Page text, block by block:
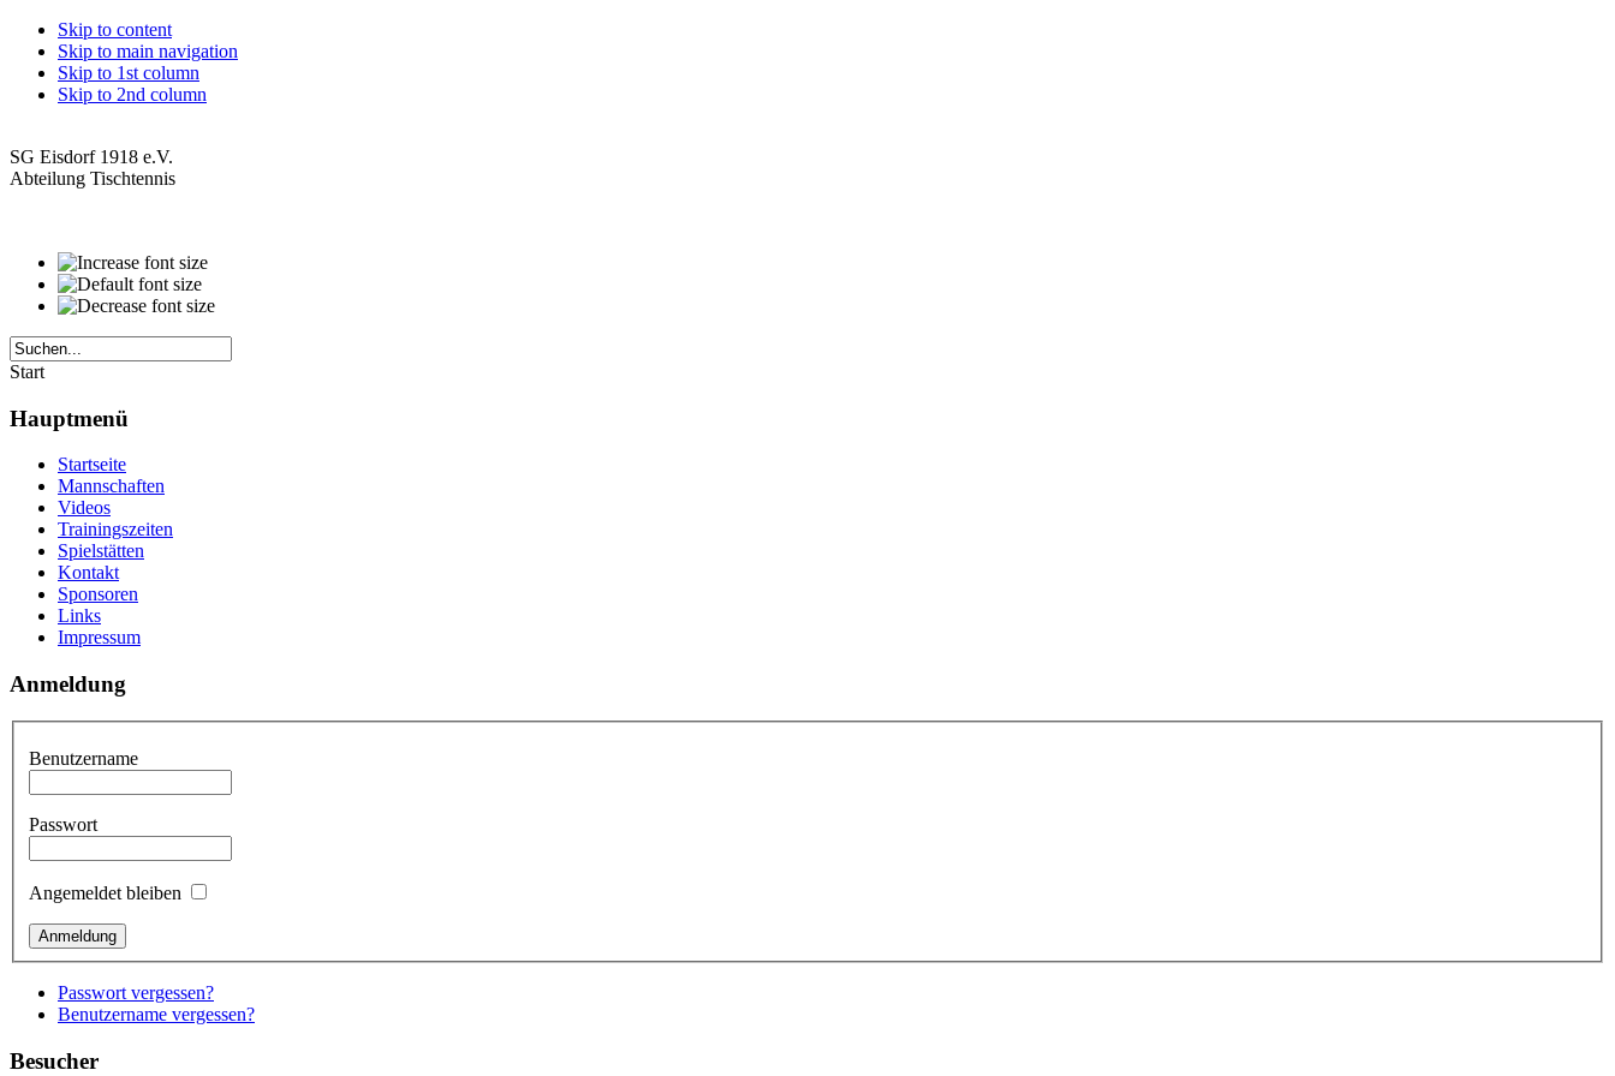
Skip to content
Skip to main navigation
Skip to 1st column
Skip to 2nd column
SG Eisdorf 1918 e.V.
Abteilung Tischtennis
Start
Hauptmenü
Startseite
Mannschaften
Videos
Trainingszeiten
Spielstätten
Kontakt
Sponsoren
Links
Impressum
Anmeldung
Benutzername
Passwort
Angemeldet bleiben
Passwort vergessen?
Benutzername vergessen?
Besucher